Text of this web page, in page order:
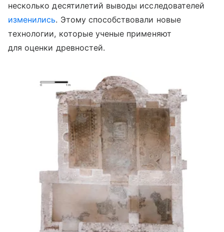
несколько десятилетий выводы исследователей
изменились. Этому способствовали новые
технологии, которые ученые применяют
для оценки древностей.